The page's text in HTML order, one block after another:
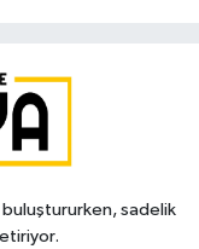
sadelik